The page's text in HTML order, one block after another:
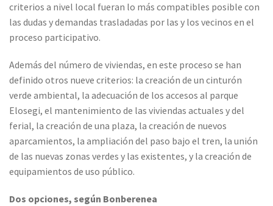
criterios a nivel local fueran lo más compatibles posible con
las dudas y demandas trasladadas por las y los vecinos en el
proceso participativo.
Además del número de viviendas, en este proceso se han
definido otros nueve criterios: la creación de un cinturón
verde ambiental, la adecuación de los accesos al parque
Elosegi, el mantenimiento de las viviendas actuales y del
ferial, la creación de una plaza, la creación de nuevos
aparcamientos, la ampliación del paso bajo el tren, la unión
de las nuevas zonas verdes y las existentes, y la creación de
equipamientos de uso público.
Dos opciones, según Bonberenea